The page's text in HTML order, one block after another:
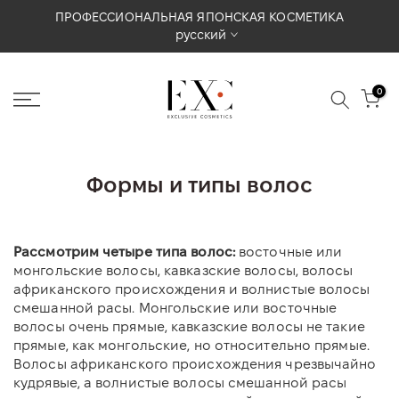
Перейти
содержимому
ПРОФЕССИОНАЛЬНАЯ ЯПОНСКАЯ КОСМЕТИКА
русский
0
Формы и типы волос
Рассмотрим четыре типа волос:восточные или
монгольские волосы, кавказские волосы, волосы
африканского происхождения и волнистые волосы
смешанной расы. Монгольские или восточные
волосы очень прямые, кавказские волосы не такие
прямые, как монгольские, но относительно прямые.
Волосы африканского происхождения чрезвычайно
кудрявые, а волнистые волосы смешанной расы